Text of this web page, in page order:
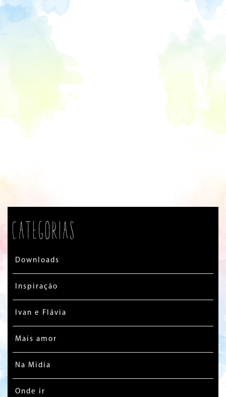
Categorias
Downloads
Inspiração
Ivan e Flávia
Mais amor
Na Midia
Onde ir